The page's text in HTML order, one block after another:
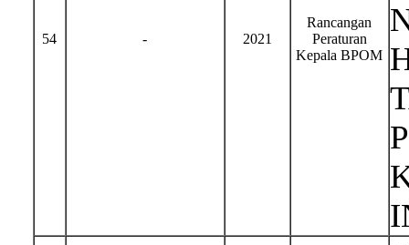
54 - 2021
Rancangan
Peraturan
Kepala BPOM